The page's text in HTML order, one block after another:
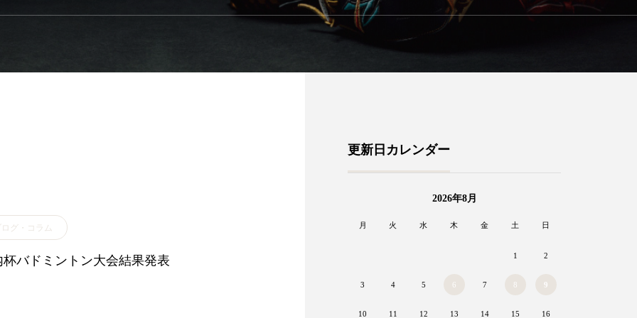
グ・コラム
杯バドミントン大会結果発表
更新日カレンダー
2026年8月
月 火 水 木 金 土 日
1 2
3 4 5 6 7 8 9
10 11 12 13 14 15 16